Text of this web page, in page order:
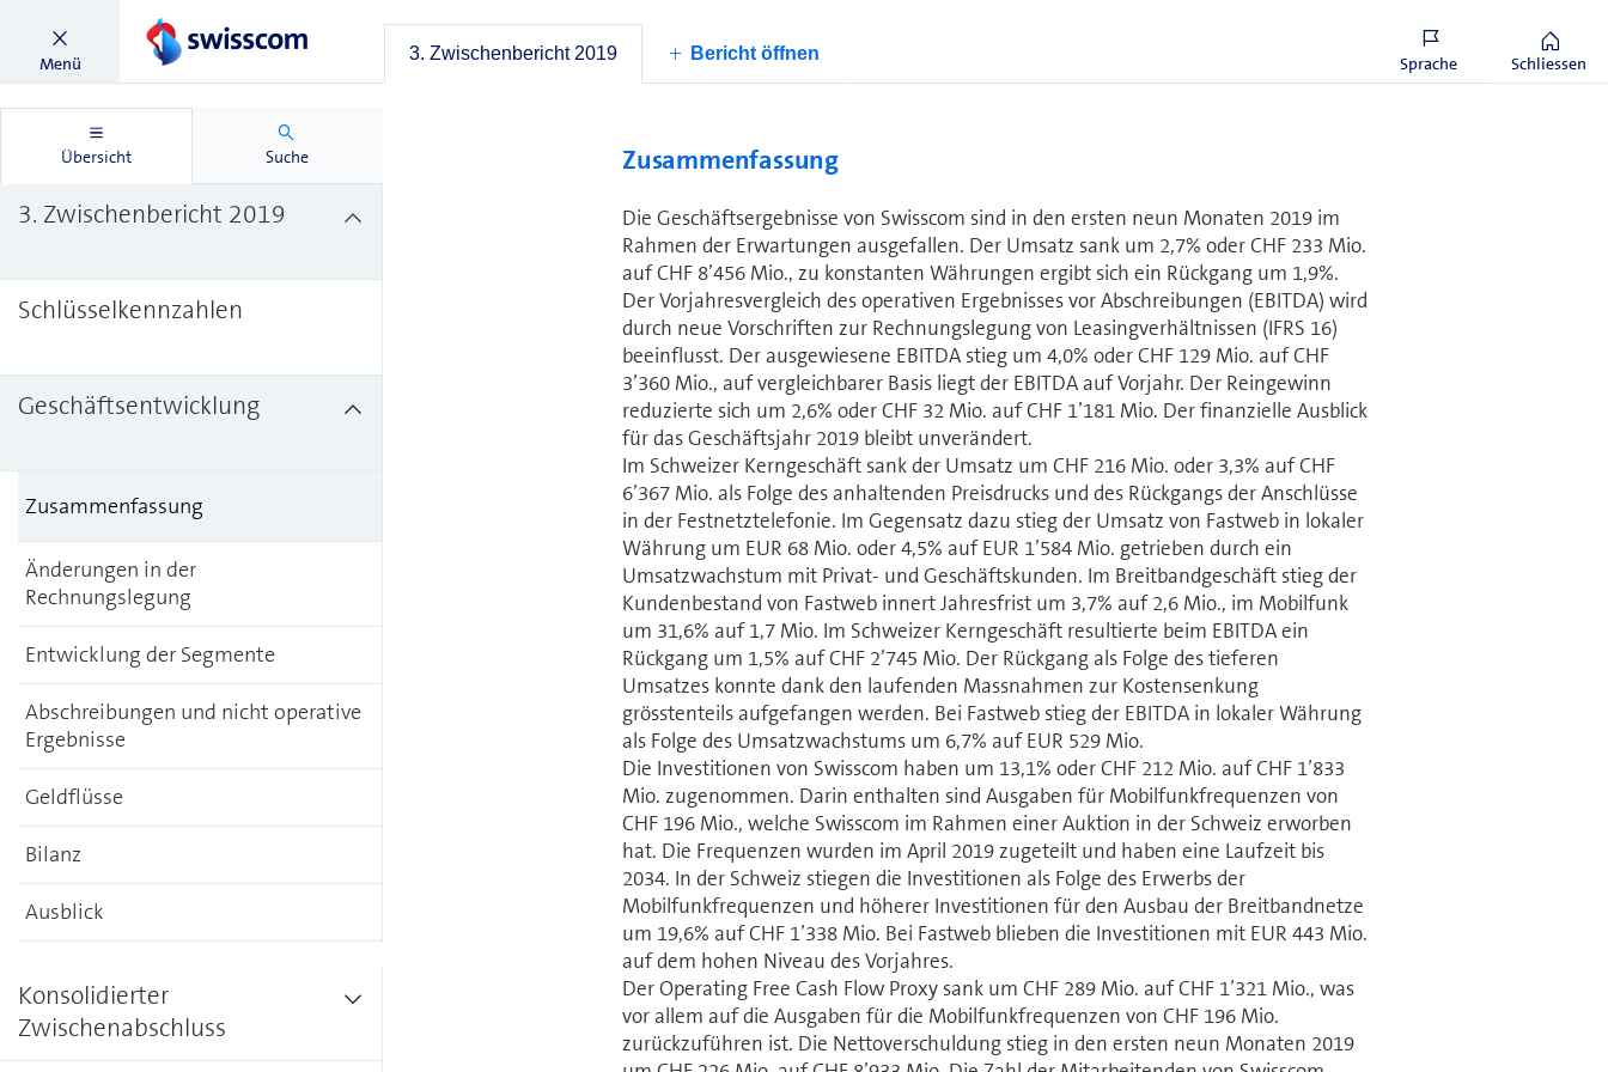
Menü 3. Zwischenbericht 2019 Bericht öffnen Sprache Schliessen
Übersicht Suche
3. Zwischenbericht 2019
Schlüsselkennzahlen
Geschäftsentwicklung
Zusammenfassung
Änderungen in der
Rechnungslegung
Entwicklung der Segmente
Abschreibungen und nicht operative
Ergebnisse
Geldflüsse
Bilanz
Ausblick
Konsolidierter
Zwischenabschluss
Ge­schäfts­ent­wick­lung
Zusammenfassung
Die Geschäftsergebnisse von Swisscom sind in den ersten neun Monaten 2019 im
Rahmen der Erwartungen ausgefallen. Der Umsatz sank um 2,7% oder CHF 233 Mio.
auf CHF 8’456 Mio., zu konstanten Währungen ergibt sich ein Rückgang um 1,9%.
Der Vorjahresvergleich des operativen Ergebnisses vor Abschreibungen (EBITDA) wird
durch neue Vorschriften zur Rechnungslegung von Leasingverhältnissen (IFRS 16)
beeinflusst. Der ausgewiesene EBITDA stieg um 4,0% oder CHF 129 Mio. auf CHF
3’360 Mio., auf vergleichbarer Basis liegt der EBITDA auf Vorjahr. Der Reingewinn
reduzierte sich um 2,6% oder CHF 32 Mio. auf CHF 1’181 Mio. Der finanzielle Ausblick
für das Geschäftsjahr 2019 bleibt unverändert.
Im Schweizer Kerngeschäft sank der Umsatz um CHF 216 Mio. oder 3,3% auf CHF
6’367 Mio. als Folge des anhaltenden Preisdrucks und des Rückgangs der Anschlüsse
in der Festnetztelefonie. Im Gegensatz dazu stieg der Umsatz von Fastweb in lokaler
Währung um EUR 68 Mio. oder 4,5% auf EUR 1’584 Mio. getrieben durch ein
Umsatzwachstum mit Privat- und Geschäftskunden. Im Breitbandgeschäft stieg der
Kundenbestand von Fastweb innert Jahresfrist um 3,7% auf 2,6 Mio., im Mobilfunk
um 31,6% auf 1,7 Mio. Im Schweizer Kerngeschäft resultierte beim EBITDA ein
Rückgang um 1,5% auf CHF 2’745 Mio. Der Rückgang als Folge des tieferen
Umsatzes konnte dank den laufenden Massnahmen zur Kosten­senkung
grösstenteils aufgefangen werden. Bei Fastweb stieg der EBITDA in lokaler Währung
als Folge des Umsatzwachstums um 6,7% auf EUR 529 Mio.
Die Investitionen von Swisscom haben um 13,1% oder CHF 212 Mio. auf CHF 1’833
Mio. zugenommen. Darin enthalten sind Ausgaben für Mobilfunkfrequenzen von
CHF 196 Mio., welche Swisscom im Rahmen einer Auktion in der Schweiz erworben
hat. Die Frequenzen wurden im April 2019 zugeteilt und haben eine Laufzeit bis
2034. In der Schweiz stiegen die Investitionen als Folge des Erwerbs der
Mobilfunkfrequenzen und höherer Investitionen für den Ausbau der Breitbandnetze
um 19,6% auf CHF 1’338 Mio. Bei Fastweb blieben die Investi­tionen mit EUR 443 Mio.
auf dem hohen Niveau des Vorjahres.
Der Operating Free Cash Flow Proxy sank um CHF 289 Mio. auf CHF 1’321 Mio., was
vor allem auf die Ausgaben für die Mobilfunkfrequenzen von CHF 196 Mio.
zurückzuführen ist. Die Nettoverschuldung stieg in den ersten neun Monaten 2019